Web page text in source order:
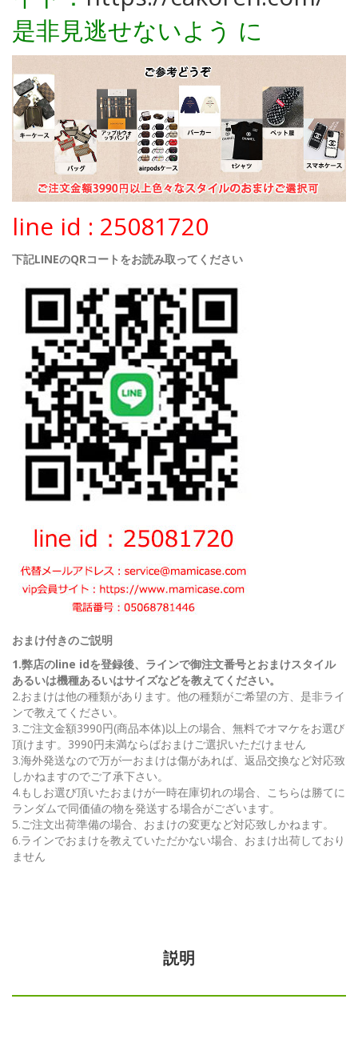
是非見逃せないよう に
line id : 25081720
下記LINEのQRコートをお読み取ってください
おまけ付きのご説明
1.弊店のline idを登録後、ラインで御注文番号とおまけスタイル
あるいは機種あるいはサイズなどを教えてください。
2.おまけは他の種類があります。他の種類がご希望の方、是非ライ
ンで教えてください。
3.ご注文金額3990円(商品本体)以上の場合、無料でオマケをお選び
頂けます。3990円未満ならばおまけご選択いただけません
3.海外発送なので万が一おまけは傷があれば、返品交換など対応致
しかねますのでご了承下さい。
4.もしお選び頂いたおまけが一時在庫切れの場合、こちらは勝てに
ランダムで同価値の物を発送する場合がございます。
5.ご注文出荷準備の場合、おまけの変更など対応致しかねます。
6.ラインでおまけを教えていただかない場合、おまけ出荷しており
ません
説明